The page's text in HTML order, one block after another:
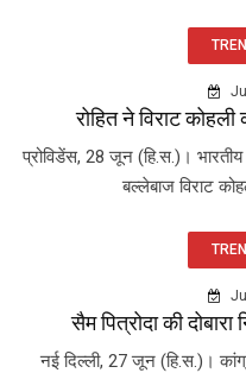
रोहित ने विराट
प्रोविडेंस, 28 जून (हि.स.)। भारतीय
बल्लेबाज विराट
सैम पित्रोदा की
नई दिल्ली, 27 जून (हि.स.)।